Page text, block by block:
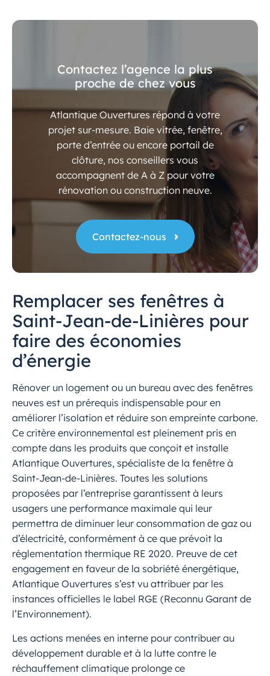
Contactez l’agence la plus
proche de chez vous
Atlantique Ouvertures répond à votre
projet sur-mesure. Baie vitrée, fenêtre,
porte d’entrée ou encore portail de
clôture, nos conseillers vous
accompagnent de A à Z pour votre
rénovation ou construction neuve.
Contactez-nous
Remplacer ses fenêtres à
Saint-Jean-de-Linières pour
faire des économies
d’énergie
Rénover un logement ou un bureau avec des fenêtres
neuves est un prérequis indispensable pour en
améliorer l’isolation et réduire son empreinte carbone.
Ce critère environnemental est pleinement pris en
compte dans les produits que conçoit et installe
Atlantique Ouvertures, spécialiste de la fenêtre à
Saint-Jean-de-Linières. Toutes les solutions
proposées par l’entreprise garantissent à leurs
usagers une performance maximale qui leur
permettra de diminuer leur consommation de gaz ou
d’électricité, conformément à ce que prévoit la
réglementation thermique RE 2020. Preuve de cet
engagement en faveur de la sobriété énergétique,
Atlantique Ouvertures s’est vu attribuer par les
instances officielles le label RGE (Reconnu Garant de
l’Environnement).
Les actions menées en interne pour contribuer au
développement durable et à la lutte contre le
réchauffement climatique prolonge ce